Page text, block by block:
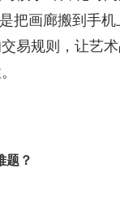
把画廊搬到手
易规则，让艺
题？